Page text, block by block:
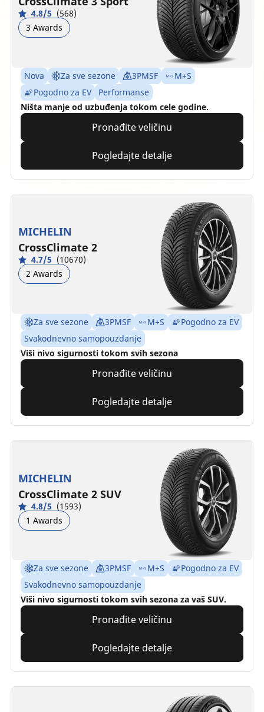
4.8/5 (568)
3 Awards
Nova Za sve sezone 3PMSF
M+S
Pogodno za EV
Performanse
Ništa manje od uzbuđenja tokom cele godine.
Pronađite veličinu
Pogledajte detalje
MICHELIN
CrossClimate 2
4.7/5 (10670)
2 Awards
Za sve sezone 3PMSF M+S
Pogodno za EV
Svakodnevno samopouzdanje
Viši nivo sigurnosti tokom svih sezona
Pronađite veličinu
Pogledajte detalje
MICHELIN
CrossClimate 2 SUV
4.8/5 (1593)
1 Awards
Za sve sezone 3PMSF M+S
Pogodno za EV
Svakodnevno samopouzdanje
Viši nivo sigurnosti tokom svih sezona za vaš SUV.
Pronađite veličinu
Pogledajte detalje